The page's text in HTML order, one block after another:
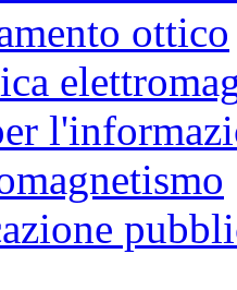
ottico